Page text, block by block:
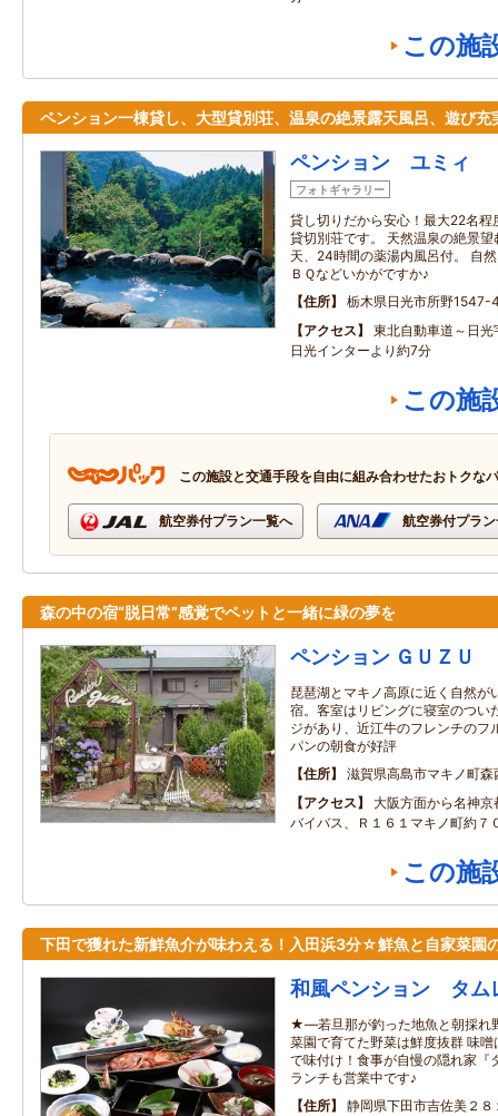
この施
ペンション一棟貸し、大型貸別荘、温泉の絶景露天風呂、遊び充
ペンション ユミィ
フォトギャラリー
貸し切りだから安心！最大22名
貸切別荘です。 天然温泉の絶景
天、24時間の薬湯内風呂付。 自
ＢＱなどいかがですか♪
住所
栃木県日光市所野1547-
アクセス
東北自動車道～日
日光インターより約7分
この施
この施設と交通手段を自由に組み合わせたおトクな
航空券付プラン一覧へ 航空券付プラ
森の中の宿“脱日常”感覚でペットと一緒に緑の夢を
ペンション ＧＵＺＵ
琵琶湖とマキノ高原に近く自然が
宿。客室はリビングに寝室のつい
ジがあり、近江牛のフレンチのフ
パンの朝食が好評
住所
滋賀県高島市マキノ町森
アクセス
大阪方面から名神
バイバス、Ｒ１６１マキノ町約７
この施
下田で獲れた新鮮魚介が味わえる！入田浜3分☆鮮魚と自家菜園
和風ペンション タム
★―若旦那が釣った地魚と朝採
菜園で育てた野菜は鮮度抜群 味
で味付け！食事が自慢の隠れ家『
ランチも営業中です♪
住所
静岡県下田市吉佐美２８